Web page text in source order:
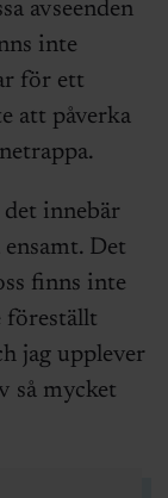
avseenden
inte
för ett
att påverka
det innebär
Det
finns inte
föreställt
jag upplever
så mycket